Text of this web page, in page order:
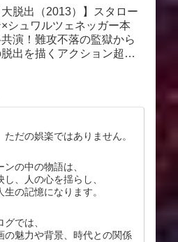
大脱出（2013）】スタロー
×シュワルツェネッガー本
演！難攻不落の監獄から
出を描くアクション超大
ただの娯楽ではありません。
ンの中の物語は、
し、人の心を揺らし、
生の記憶になります。
グでは、
の魅力や背景、時代との関係